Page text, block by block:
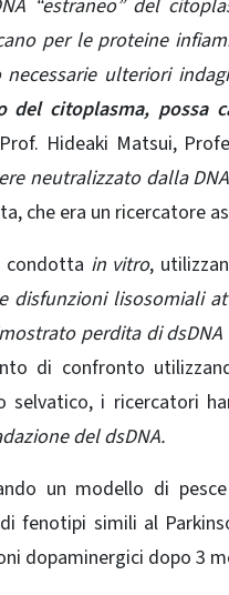
“estraneo” del
per le proteine
ulteriori
del citoplasma, possa
Hideaki Matsui,
neutralizzato dalla
che era un ricercatore
condotta in vitro,
disfunzioni lisosomiali
perdita di
di confronto
selvatico, i ricercatori
del dsDNA.
un modello di
fenotipi simili al
dopaminergici dopo 3